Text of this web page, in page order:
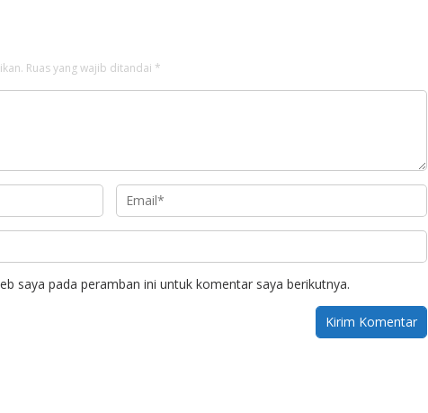
Ruas yang wajib ditandai *
saya pada peramban ini untuk komentar saya berikutnya.